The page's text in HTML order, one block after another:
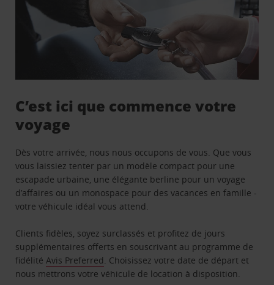
C’est ici que commence votre
voyage
Dès votre arrivée, nous nous occupons de vous. Que vous
vous laissiez tenter par un modèle compact pour une
escapade urbaine, une élégante berline pour un voyage
d’affaires ou un monospace pour des vacances en famille -
votre véhicule idéal vous attend.
Clients fidèles, soyez surclassés et profitez de jours
supplémentaires offerts en souscrivant au programme de
fidélitéAvis Preferred. Choisissez votre date de départ et
nous mettrons votre véhicule de location à disposition.